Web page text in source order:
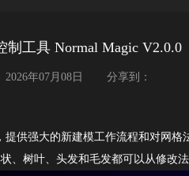
制工具 Normal Magic V2.0.0
2026年07月08日 分享到：
提供强大的新建模工作流程和对网
、树叶、头发和毛发都可以从修改